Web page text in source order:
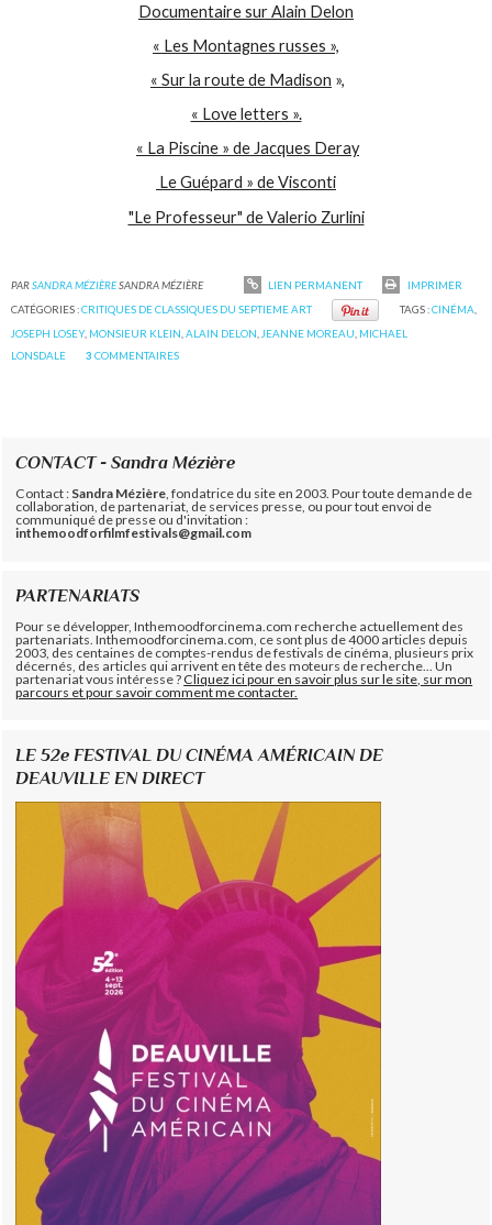
Documentaire sur Alain Delon
« Les Montagnes russes »,
« Sur la route de Madison »,
« Love letters ».
« La Piscine » de Jacques Deray
Le Guépard » de Visconti
"Le Professeur" de Valerio Zurlini
PARSANDRA MÉZIÈRESANDRA MÉZIÈRE LIEN PERMANENT
IMPRIMER
CATÉGORIES :CRITIQUES DE CLASSIQUES DU SEPTIEME ART TAGS :CINÉMA
JOSEPH LOSEY, MONSIEUR KLEIN ,ALAIN DELON JEANNE MOREAU MICHAEL
LONSDALE
3 COMMENTAIRES
CONTACT - Sandra Mézière
Contact : Sandra Mézière , fondatrice du site en 2003. Pour toute demande de
collaboration, de partenariat, de services presse, ou pour tout envoi de
communiqué de presse ou d'invitation :
inthemoodforfilmfestivals@gmail.com
PARTENARIATS
Pour se développer, Inthemoodforcinema.com recherche actuellement des
partenariats. Inthemoodforcinema.com, ce sont plus de 4000 articles depuis
2003, des centaines de comptes-rendus de festivals de cinéma, plusieurs prix
décernés, des articles qui arrivent en tête des moteurs de recherche... Un
partenariat vous intéresse ?Cliquez ici pour en savoir plus sur le site, sur mon
parcours et pour savoir comment me contacter.
LE 52e FESTIVAL DU CINÉMA AMÉRICAIN DE
DEAUVILLE EN DIRECT